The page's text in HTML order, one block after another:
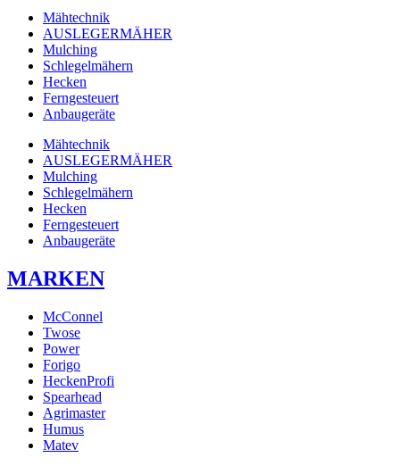
Mähtechnik
AUSLEGERMÄHER
Mulching
Schlegelmähern
Hecken
Ferngesteuert
Anbaugeräte
Mähtechnik
AUSLEGERMÄHER
Mulching
Schlegelmähern
Hecken
Ferngesteuert
Anbaugeräte
MARKEN
McConnel
Twose
Power
Forigo
HeckenProfi
Spearhead
Agrimaster
Humus
Matev